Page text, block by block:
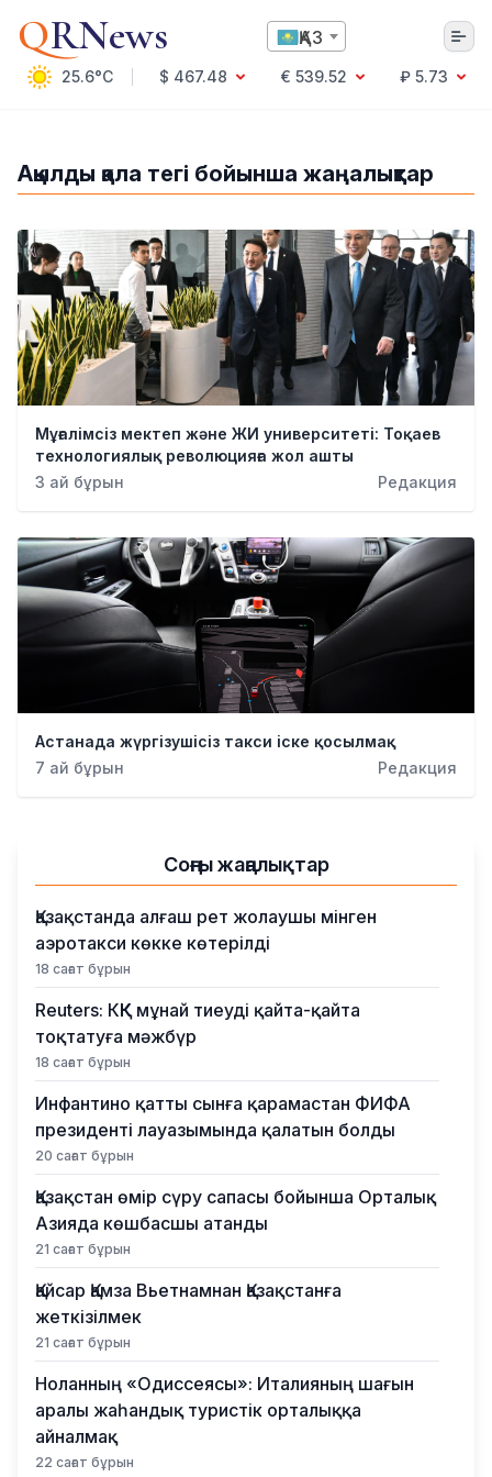
QRNews ҚАЗ
25.6°C $ 467.48 € 539.52
₽ 5.73
Мәдениет
Саясат
Технология
Экономика
Әлемде
Қоғам
Білім және Ғылым
Оқиға
Ауа райы
Денсаулық
Бизнес
Ақылды қала тегі бойынша жаңалықтар
Мұғалімсіз мектеп және ЖИ университеті: Тоқаев
технологиялық революцияға жол ашты
3 ай бұрын
Редакция
Астанада жүргізушісіз такси іске қосылмақ
7 ай бұрын
Редакция
Соңғы жаңалықтар
Қазақстанда алғаш рет жолаушы мінген
аэротакси көкке көтерілді
18 сағат бұрын
Reuters: КҚК мұнай тиеуді қайта-қайта
тоқтатуға мәжбүр
18 сағат бұрын
Инфантино қатты сынға қарамастан ФИФА
президенті лауазымында қалатын болды
20 сағат бұрын
Қазақстан өмір сүру сапасы бойынша Орталық
Азияда көшбасшы атанды
21 сағат бұрын
Қайсар Қамза Вьетнамнан Қазақстанға
жеткізілмек
21 сағат бұрын
Ноланның «Одиссеясы»: Италияның шағын
аралы жаһандық туристік орталыққа
айналмақ
22 сағат бұрын